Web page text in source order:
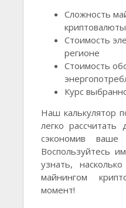
Сложность
криптовалюты
Стоимость
регионе
Стоимость
Курс
Наш калькулятор
легко рассчитать
сэкономив
Воспользуйтесь
узнать,
майнингом
момент!